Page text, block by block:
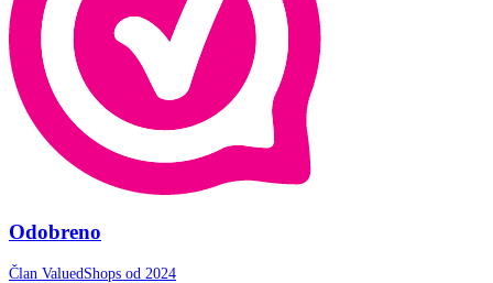
Odobreno
Član ValuedShops od 2024